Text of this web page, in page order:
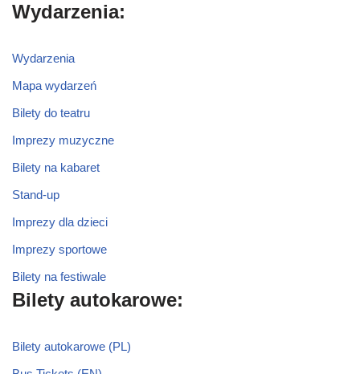
Wydarzenia:
Wydarzenia
Mapa wydarzeń
Bilety do teatru
Imprezy muzyczne
Bilety na kabaret
Stand-up
Imprezy dla dzieci
Imprezy sportowe
Bilety na festiwale
Bilety autokarowe:
Bilety autokarowe (PL)